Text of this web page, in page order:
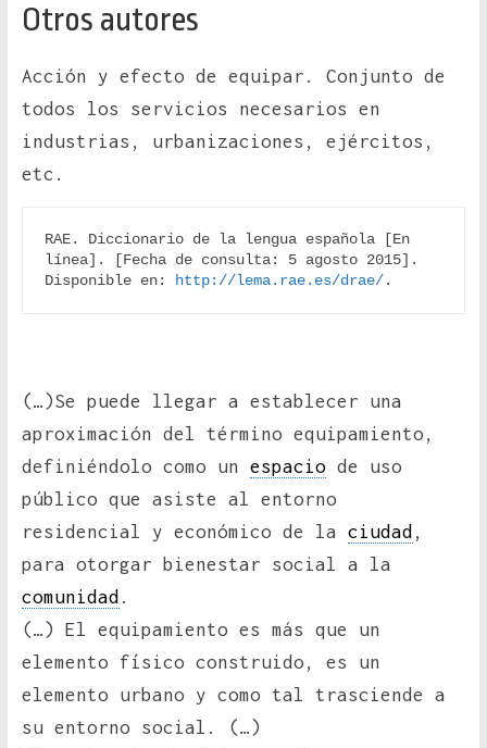
Otros autores
Acción y efecto de equipar. Conjunto de
todos los servicios necesarios en
industrias, urbanizaciones, ejércitos,
etc.
RAE. Diccionario de la lengua española [En
línea]. [Fecha de consulta: 5 agosto 2015].
Disponible en:
http://lema.rae.es/drae/.
(…)Se puede llegar a establecer una
aproximación del término equipamiento,
definiéndolo como un espaciode uso
público que asiste al entorno
residencial y económico de la ciudad ,
para otorgar bienestar social a la
comunidad .
(…) El equipamiento es más que un
elemento físico construido, es un
elemento urbano y como tal trasciende a
su entorno social. (…)